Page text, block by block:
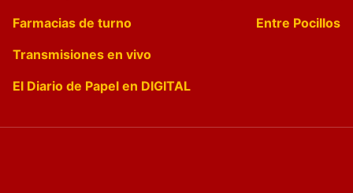
Farmacias de turno
Entre Pocillos
Transmisiones en vivo
El Diario de Papel en DIGITAL